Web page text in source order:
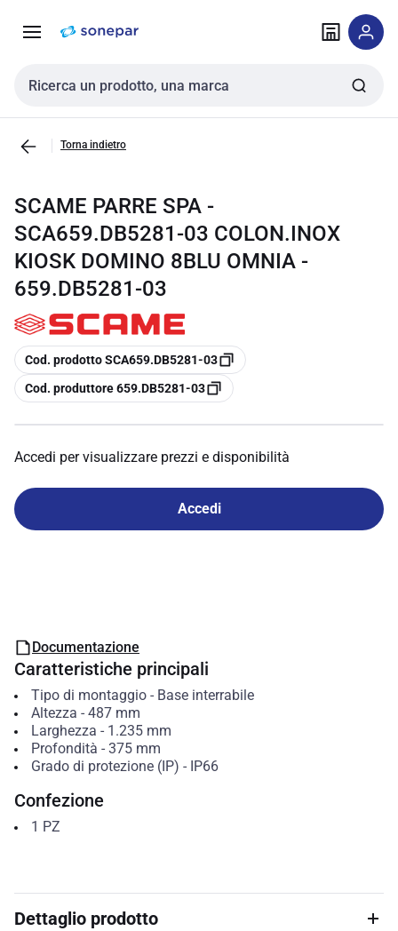
navigazione alla
Cerca input
Torna indietro
SCAME PARRE SPA -
SCA659.DB5281-03 COLON.INOX
KIOSK DOMINO 8BLU OMNIA -
659.DB5281-03
copia
Cod. prodotto SCA659.DB5281-03
copia
Cod. produttore 659.DB5281-03
Accedi per visualizzare prezzi e disponibilità
Accedi
Documentazione
Caratteristiche principali
Tipo di montaggio- Base interrabile
Altezza - 487 mm
Larghezza - 1.235 mm
Profondità - 375 mm
Grado di protezione (IP) - IP66
Confezione
1 PZ
Dettaglio prodotto